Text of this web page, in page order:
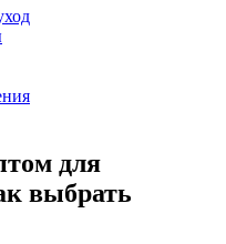
для
выбрать